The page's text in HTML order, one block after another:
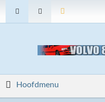
Hoofdmenu